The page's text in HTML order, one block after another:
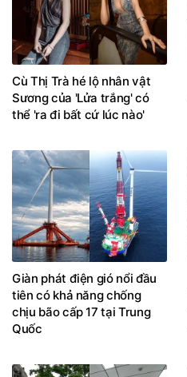
Cù Thị Trà hé lộ nhân vật
Sương của 'Lửa trắng' có
thể 'ra đi bất cứ lúc nào'
Giàn phát điện gió nổi đầu
tiên có khả năng chống
chịu bão cấp 17 tại Trung
Quốc